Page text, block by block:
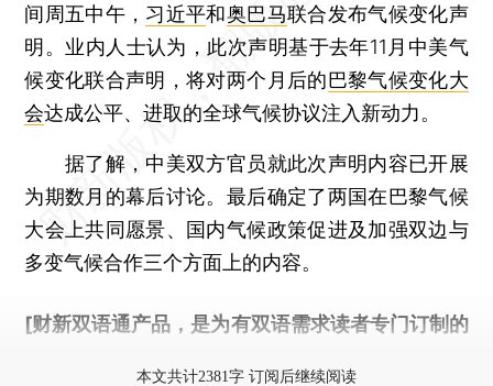
间周五中午， 习近平和奥巴马联合发布气候变化声
明。业内人士认为，此次声明基于去年11月中美气
候变化联合声明，将对两个月后的巴黎气候变化大
会达成公平、进取的全球气候协议注入新动力。
据了解，中美双方官员就此次声明内容已开展
为期数月的幕后讨论。最后确定了两国在巴黎气候
大会上共同愿景、国内气候政策促进及加强双边与
多变气候合作三个方面上的内容。
[财新双语通产品，是为有双语需求读者专门订制的
本文共计2381字 订阅后继续阅读